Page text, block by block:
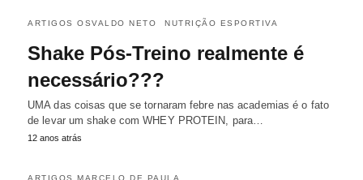
ARTIGOS OSVALDO NETO NUTRIÇÃO ESPORTIVA
Shake Pós-Treino realmente é
necessário???
UMA das coisas que se tornaram febre nas academias é o fato
de levar um shake com WHEY PROTEIN, para…
12 anos atrás
ARTIGOS MARCELO DE PAULA